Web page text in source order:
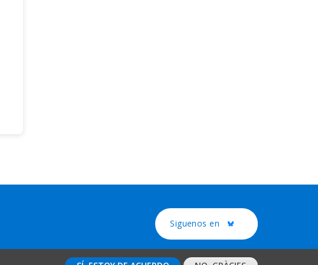
Siguenos en Twitter